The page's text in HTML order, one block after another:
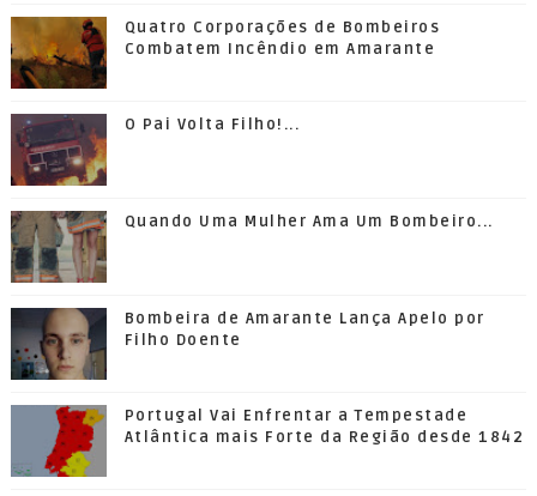
Quatro Corporações de Bombeiros
Combatem Incêndio em Amarante
O Pai Volta Filho!...
Quando Uma Mulher Ama Um Bombeiro...
Bombeira de Amarante Lança Apelo por
Filho Doente
Portugal Vai Enfrentar a Tempestade
Atlântica mais Forte da Região desde 1842